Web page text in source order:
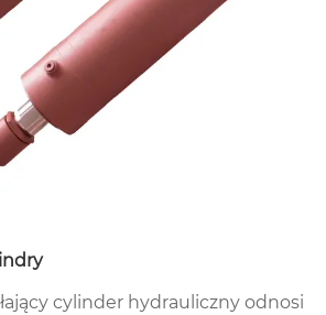
cylinder hydrauliczny odnosi